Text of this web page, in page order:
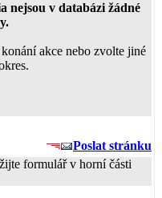
nejsou v databázi žádné
akce nebo zvolte jiné
Poslat stránku
formulář v horní části